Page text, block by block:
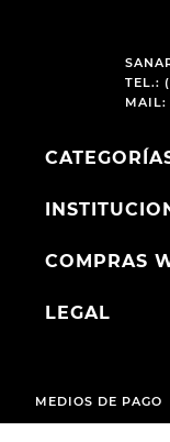
TEL.:
MAIL:
COMPRAS
LEGAL
MEDIOS DE PAGO